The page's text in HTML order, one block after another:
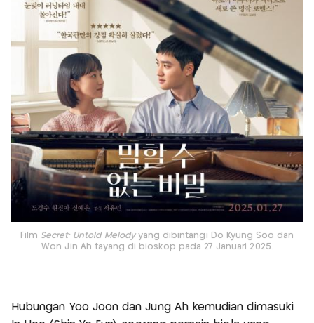
Film Secret: Untold Melody yang dibintangi Do Kyung Soo dan
Won Jin Ah tayang di bioskop pada 27 Januari 2025.
Hubungan Yoo Joon dan Jung Ah kemudian dimasuki